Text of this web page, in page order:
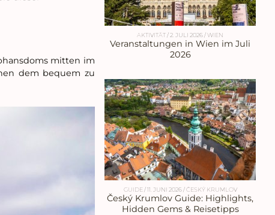
mitten im
dem bequem zu
AKTIVITÄT/2. JULI 2026/WIEN
Veranstaltungen in Wien im Juli
2026
GUIDE/11. JUNI 2026/ČESKÝ KRUMLOV
Český Krumlov Guide: Highlights,
Hidden Gems & Reisetipps